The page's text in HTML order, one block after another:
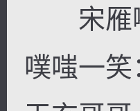
宋雁嘟
噗嗤一